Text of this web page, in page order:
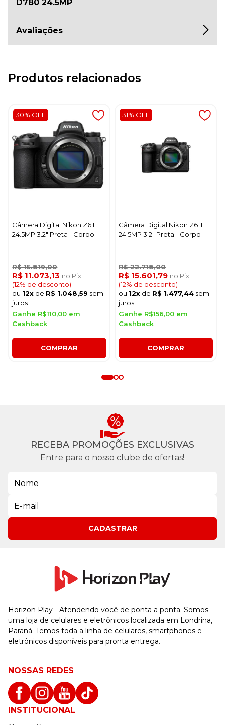
D780 24.5MP
Avaliações
Produtos relacionados
30% OFF
Câmera Digital Nikon Z6 II
24.5MP 3.2" Preta - Corpo
R$ 15.819,00
R$ 11.073,13 no Pix
(12% de desconto)
ou 12x de R$ 1.048,59 sem
juros
Ganhe R$110,00 em
Cashback
COMPRAR
31% OFF
Câmera Digital Nikon Z6 III
24.5MP 3.2" Preta - Corpo
R$ 22.718,00
R$ 15.601,79 no Pix
(12% de desconto)
ou 12x de R$ 1.477,44 sem
juros
Ganhe R$156,00 em
Cashback
COMPRAR
RECEBA PROMOÇÕES EXCLUSIVAS
Entre para o nosso clube de ofertas!
CADASTRAR
Horizon Play - Atendendo você de ponta a ponta. Somos
uma loja de celulares e eletrônicos localizada em Londrina,
Paraná. Temos toda a linha de celulares, smartphones e
eletrônicos disponíveis para pronta entrega.
NOSSAS REDES
INSTITUCIONAL